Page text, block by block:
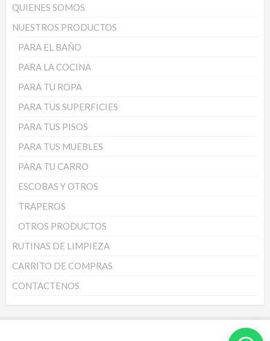
QUIENES SOMOS
NUESTROS PRODUCTOS
PARA EL BAÑO
PARA LA COCINA
PARA TU ROPA
PARA TUS SUPERFICIES
PARA TUS PISOS
PARA TUS MUEBLES
PARA TU CARRO
ESCOBAS Y OTROS
TRAPEROS
OTROS PRODUCTOS
RUTINAS DE LIMPIEZA
CARRITO DE COMPRAS
CONTACTENOS